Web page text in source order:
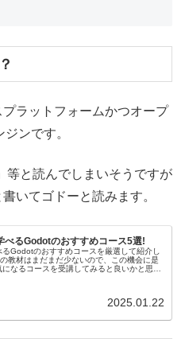
ラットフォームかつオープ
ンです。
等と読んでしまいそうですが
いてゴドーと読みます。
べるGodotのおすすめコース5選!
るGodotのおすすめコースを厳選して紹介し
教材はまだまだ少ないので、この機会に是
なるコースを受講してみると良いかと思い
2025.01.22